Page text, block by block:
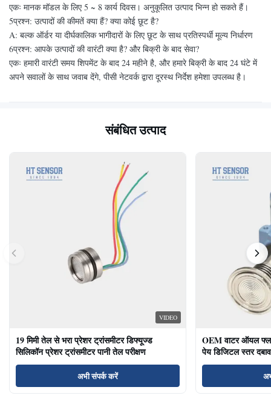
एकः मानक मॉडल के लिए 5 ~ 8 कार्य दिवस। अनुकूलित उत्पाद भिन्न हो सकते हैं।
5प्रश्न: उत्पादों की कीमतें क्या हैं? क्या कोई छूट है?
A: बल्क ऑर्डर या दीर्घकालिक भागीदारों के लिए छूट के साथ प्रतिस्पर्धी मूल्य निर्धारण
6प्रश्न: आपके उत्पादों की वारंटी क्या है? और बिक्री के बाद सेवा?
एकः हमारी वारंटी समय शिपमेंट के बाद 24 महीने है, और हमारे बिक्री के बाद 24 घंटे में
अपने सवालों के साथ जवाब देंगे, पीसी नेटवर्क द्वारा दूरस्थ निर्देश हमेशा उपलब्ध है।
संबंधित उत्पाद
VIDEO
19 मिमी तेल से भरा प्रेशर ट्रांसमीटर डिफ्यूज्ड
सिलिकॉन प्रेशर ट्रांसमीटर पानी तेल परीक्षण
अभी संपर्क करें
OEM वाटर ऑयल
पेय डिजिटल स्तर